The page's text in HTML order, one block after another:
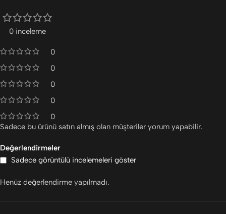
0 inceleme
0
0
0
0
0
Değerlendirmeler
Sadece görüntülü incelemeleri göster
Henüz değerlendirme yapılmadı.
Sadece bu ürünü satın almış olan müşteriler yorum yapabilir.